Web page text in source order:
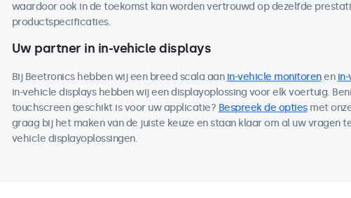
waardoor ook in de toekomst kan worden vertrouwd op dezelfde
productspecificaties.
Uw partner in in-vehicle displays
Bij Beetronics hebben wij een breed scala aan in-vehicle monitorenen
in-vehicle displays hebben wij een displayoplossing voor elk voertuig.
touchscreen geschikt is voor uw applicatie? Bespreek de optiesmet
graag bij het maken van de juiste keuze en staan klaar om al uw vragen
vehicle displayoplossingen.